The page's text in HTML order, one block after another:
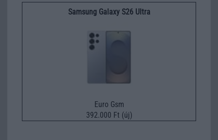
Samsung Galaxy S26 Ultra
Euro Gsm
392.000 Ft (új)